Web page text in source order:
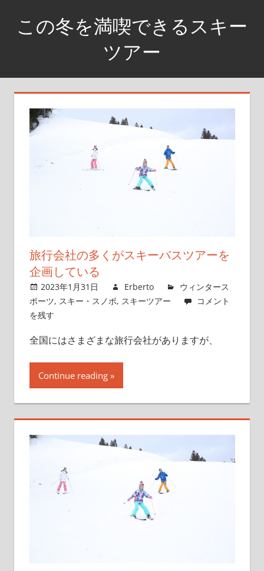
ツ
この冬を満喫できるスキー
ツアー
銀
世
旅行会社の多くがスキーバスツアーを
企画している
2023年1月31日 Erberto
ウィンタース
ポーツ, スキー・スノボ, スキーツアー
コメント
を残す
全国にはさまざまな旅行会社がありますが、
Continue reading